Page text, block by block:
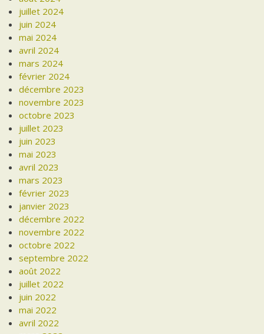
juillet 2024
juin 2024
mai 2024
avril 2024
mars 2024
février 2024
décembre 2023
novembre 2023
octobre 2023
juillet 2023
juin 2023
mai 2023
avril 2023
mars 2023
février 2023
janvier 2023
décembre 2022
novembre 2022
octobre 2022
septembre 2022
août 2022
juillet 2022
juin 2022
mai 2022
avril 2022